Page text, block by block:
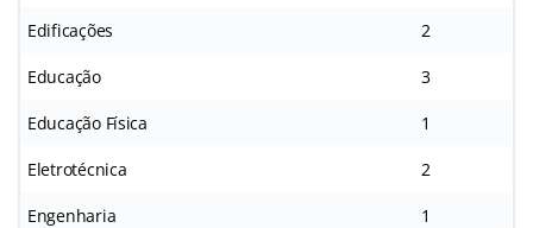
Edificações 2
Educação 3
Educação Física 1
Eletrotécnica 2
Engenharia 1